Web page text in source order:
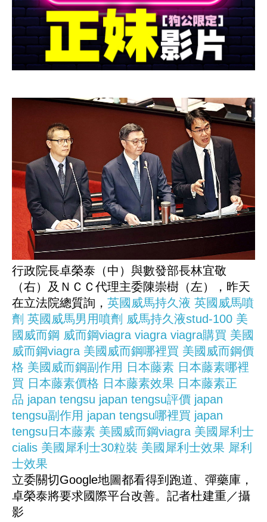
行政院長卓榮泰（中）與數發部長林宜敬
（右）及ＮＣＣ代理主委陳崇樹（左），昨天
在立法院總質詢， 英國威馬持久液 英國威馬噴
劑 英國威馬男用噴劑 威馬持久液stud-100 美
國威而鋼 威而鋼viagra viagra viagra購買 美國
威而鋼viagra 美國威而鋼哪裡買 美國威而鋼價
格 美國威而鋼副作用 日本藤素 日本藤素哪裡
買 日本藤素價格 日本藤素效果 日本藤素正
品 japan tengsu japan tengsu評價 japan
tengsu副作用 japan tengsu哪裡買 japan
tengsu日本藤素 美國威而鋼viagra 美國犀利士
cialis 美國犀利士30粒裝 美國犀利士效果 犀利
士效果
立委關切Google地圖都看得到跑道、彈藥庫，
卓榮泰將要求國際平台改善。記者杜建重／攝
影